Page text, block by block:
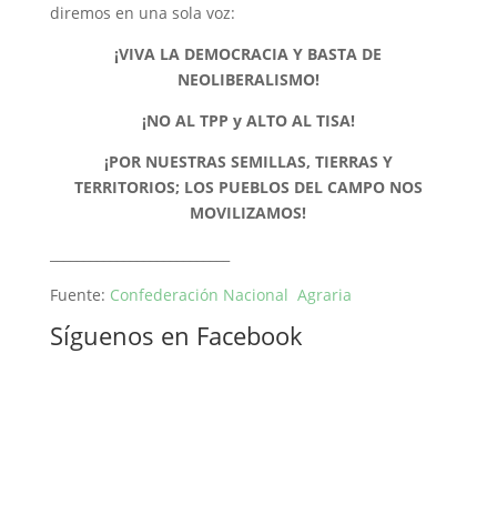
diremos en una sola voz:
¡VIVA LA DEMOCRACIA Y BASTA DE
NEOLIBERALISMO!
¡NO AL TPP y ALTO AL TISA!
¡POR NUESTRAS SEMILLAS, TIERRAS Y
TERRITORIOS; LOS PUEBLOS DEL CAMPO NOS
MOVILIZAMOS!
Fuente: Confederación Nacional Agraria
Síguenos en Facebook